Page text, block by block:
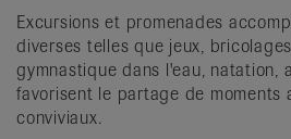
Excursions et promenades
diverses telles que jeux,
gymnastique dans l'eau, natation,
favorisent le partage de moments
conviviaux.